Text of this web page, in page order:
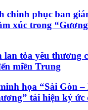
chinh phục ban
xúc trong
tỏa yêu thương
miền Trung
họa “Sài Gòn –
tái hiện ký ức